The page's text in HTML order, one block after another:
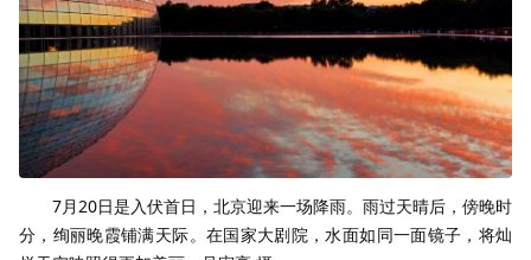
7月20日是入伏首日，北京迎来一场降雨。雨过天晴后，傍晚时
分，绚丽晚霞铺满天际。在国家大剧院，水面如同一面镜子，将灿